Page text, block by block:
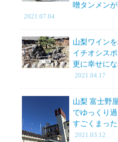
噌タンメン
2021.07.04
山梨ワイン
イチオシス
更に幸せにな
2021.04.17
山梨 富士野
でゆっくり
すごくまっ
2021.03.12